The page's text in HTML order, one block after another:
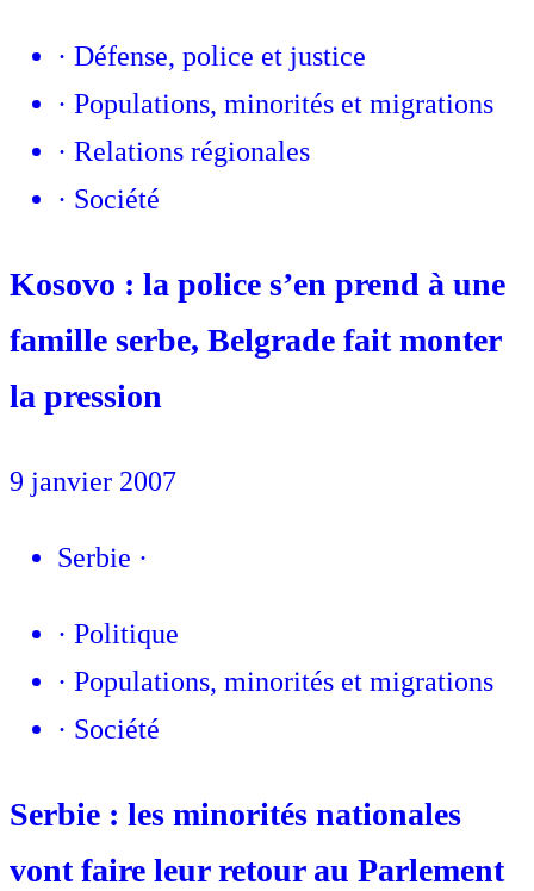
· Défense, police et justice
· Populations, minorités et migrations
· Relations régionales
· Société
Kosovo : la police s’en prend à une
famille serbe, Belgrade fait monter
la pression
9 janvier 2007
Serbie ·
· Politique
· Populations, minorités et migrations
· Société
Serbie : les minorités nationales
vont faire leur retour au Parlement